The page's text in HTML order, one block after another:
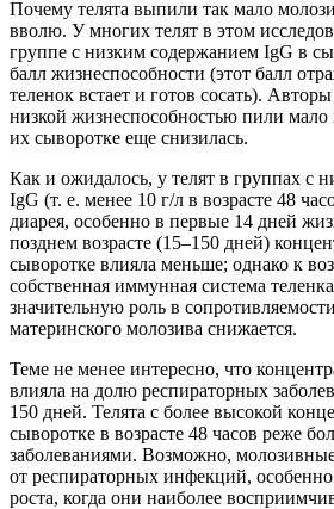
Почему телята выпили так мало
вволю. У многих телят в этом
группе с низким содержанием IgG в
балл жизнеспособности (этот балл
теленок встает и готов сосать).
низкой жизнеспособностью пили мало
их сыворотке еще снизилась.
Как и ожидалось, у телят в группах с
IgG (т. е. менее 10 г/л в возрасте 48
диарея, особенно в первые 14 дней
позднем возрасте (15–150 дней)
сыворотке влияла меньше; однако к
собственная иммунная система
значительную роль в
материнского молозива снижается.
Теме не менее интересно, что
влияла на долю респираторных
150 дней. Телята с более высокой
сыворотке в возрасте 48 часов реже
заболеваниями. Возможно,
от респираторных инфекций,
роста, когда они наиболее